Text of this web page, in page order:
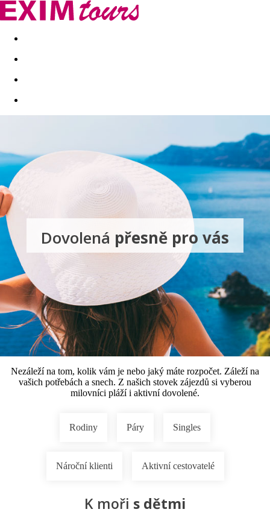
Akční nabídky Last minute
Dovolená přesně pro vás
Nezáleží na tom, kolik vám je nebo jaký máte rozpočet. Záleží na
vašich potřebách a snech. Z našich stovek zájezdů si vyberou
milovníci pláží i aktivní dovolené.​
Rodiny Páry Singles
Nároční klienti Aktivní cestovatelé
K moři s dětmi